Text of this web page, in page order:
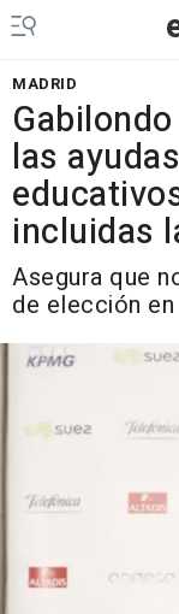
MADRID
las
incluidas
Asegura que
de elección